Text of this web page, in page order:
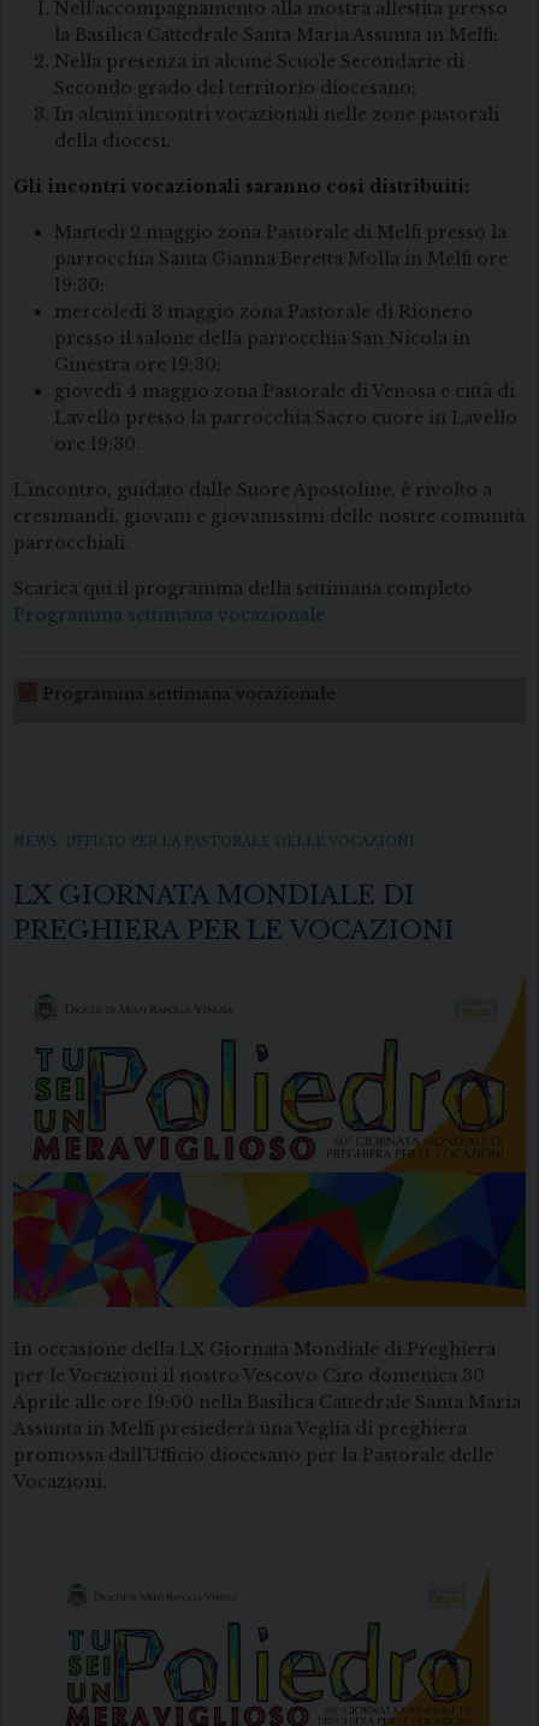
Nell’accompagnamento alla mostra allestita presso
la Basilica Cattedrale Santa Maria Assunta in Melfi;
Nella presenza in alcune Scuole Secondarie di
Secondo grado del territorio diocesano;
In alcuni incontri vocazionali nelle zone pastorali
della diocesi.
Gli incontri vocazionali saranno così distribuiti:
Martedì 2 maggio zona Pastorale di Melfi presso la
parrocchia Santa Gianna Beretta Molla in Melfi ore
19:30;
mercoledì 3 maggio zona Pastorale di Rionero
presso il salone della parrocchia San Nicola in
Ginestra ore 19:30;
giovedì 4 maggio zona Pastorale di Venosa e città di
Lavello presso la parrocchia Sacro cuore in Lavello
ore 19:30.
L’incontro, guidato dalle Suore Apostoline, è rivolto a
cresimandi, giovani e giovanissimi delle nostre comunità
parrocchiali.
Scarica qui il programma della settimana completo
Programma settimana vocazionale
Programma settimana vocazionale
NEWS UFFICIO PER LA PASTORALE DELLE VOCAZIONI
LX GIORNATA MONDIALE DI
PREGHIERA PER LE VOCAZIONI
In occasione della LX Giornata Mondiale di Preghiera
per le Vocazioni il nostro Vescovo Ciro domenica 30
Aprile alle ore 19:00 nella Basilica Cattedrale Santa Maria
Assunta in Melfi presiederà una Veglia di preghiera
promossa dall’Ufficio diocesano per la Pastorale delle
Vocazioni.